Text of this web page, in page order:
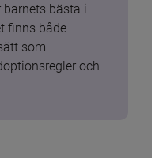
barnets bästa i
finns både
som
och